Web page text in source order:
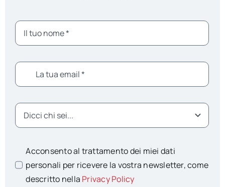
Acconsento al trattamento dei miei dati
personali per ricevere la vostra newsletter, come
descritto nella Privacy Policy